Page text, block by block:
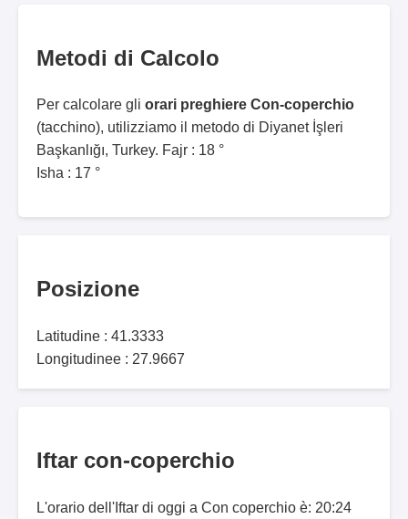
Metodi di Calcolo
Per calcolare gli orari preghiere Con-coperchio
(tacchino), utilizziamo il metodo di Diyanet İşleri
Başkanlığı, Turkey. Fajr : 18 °
Isha : 17 °
Posizione
Latitudine : 41.3333
Longitudinee : 27.9667
Iftar con-coperchio
L'orario dell'Iftar di oggi a Con coperchio è: 20:24